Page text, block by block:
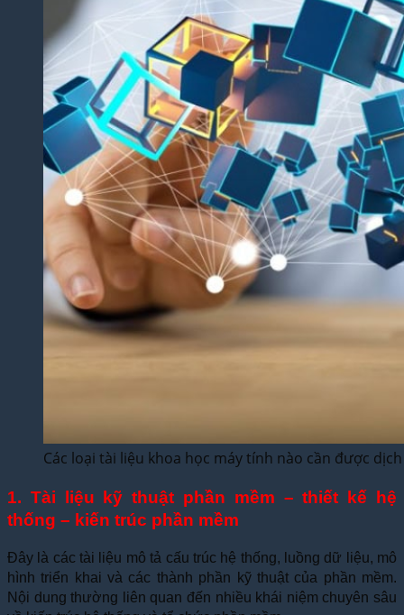
Các loại tài liệu khoa học máy tính nào cần được
1. Tài liệu kỹ thuật phần mềm – thiết kế hệ
thống – kiến trúc phần mềm
Đây là các tài liệu mô tả cấu trúc hệ thống, luồng dữ liệu, mô
hình triển khai và các thành phần kỹ thuật của phần mềm.
Nội dung thường liên quan đến nhiều khái niệm chuyên sâu